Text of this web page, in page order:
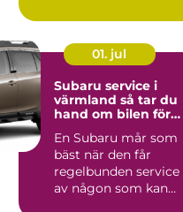
När ...
01. jul
Subaru service i
värmland så tar du
hand om bilen för
En Subaru mår som
bäst när den får
regelbunden service
av någon som kan